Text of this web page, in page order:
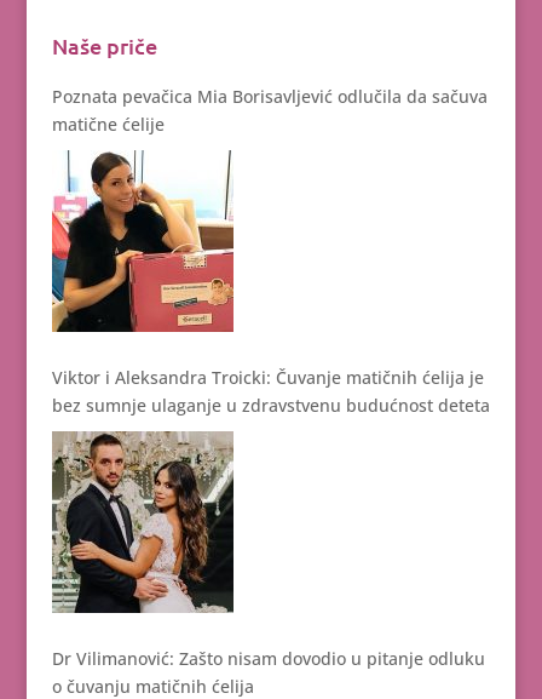
Naše priče
Poznata pevačica Mia Borisavljević odlučila da sačuva
matične ćelije
Viktor i Aleksandra Troicki: Čuvanje matičnih ćelija je
bez sumnje ulaganje u zdravstvenu budućnost deteta
Dr Vilimanović: Zašto nisam dovodio u pitanje odluku
o čuvanju matičnih ćelija